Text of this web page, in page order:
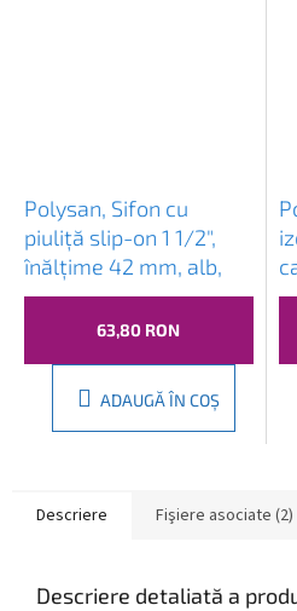
Polysan, Sifon cu
piuliță slip-on 1 1/2",
înălțime 42 mm, alb,
71712
63,80 RON
ADAUGĂ ÎN COŞ
Descriere Fişiere asociate (2)
Descriere detaliată a